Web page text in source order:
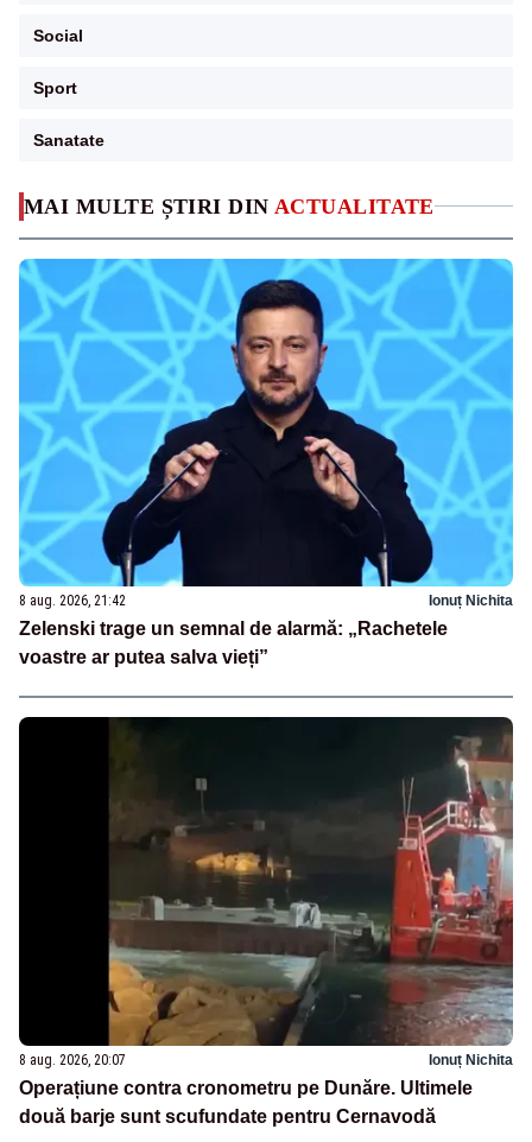
MAI MULTE ȘTIRI DIN ACTUALITATE
8 aug. 2026, 21:42 Ionuț Nichita
Zelenski trage un semnal de alarmă: „Rachetele
voastre ar putea salva vieți”
8 aug. 2026, 20:07 Ionuț Nichita
Operațiune contra cronometru pe Dunăre. Ultimele
două barje sunt scufundate pentru Cernavodă
Social
Sport
Sanatate